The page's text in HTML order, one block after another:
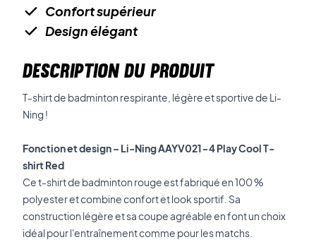
Confort supérieur
Design élégant
DESCRIPTION DU PRODUIT
T-shirt de badminton respirante, légère et sportive de Li-
Ning !
Fonction et design – Li-Ning AAYV021-4 Play Cool T-
shirt Red
Ce t-shirt de badminton rouge est fabriqué en 100 %
polyester et combine confort et look sportif. Sa
construction légère et sa coupe agréable en font un choix
idéal pour l'entraînement comme pour les matchs.